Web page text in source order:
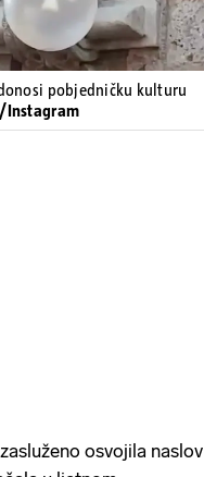
pobjedničku kulturu
Instagram
osvojila naslov